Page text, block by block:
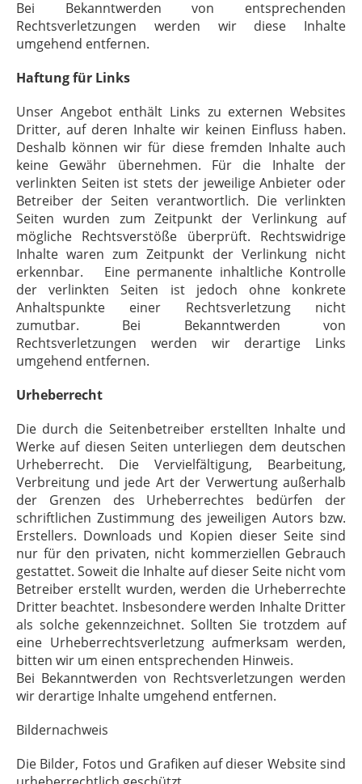
Bei Bekanntwerden von entsprechenden
Rechtsverletzungen werden wir diese Inhalte
umgehend entfernen.
Haftung für Links
Unser Angebot enthält Links zu externen Websites
Dritter, auf deren Inhalte wir keinen Einfluss haben.
Deshalb können wir für diese fremden Inhalte auch
keine Gewähr übernehmen. Für die Inhalte der
verlinkten Seiten ist stets der jeweilige Anbieter oder
Betreiber der Seiten verantwortlich. Die verlinkten
Seiten wurden zum Zeitpunkt der Verlinkung auf
mögliche Rechtsverstöße überprüft. Rechtswidrige
Inhalte waren zum Zeitpunkt der Verlinkung nicht
erkennbar. Eine permanente inhaltliche Kontrolle
der verlinkten Seiten ist jedoch ohne konkrete
Anhaltspunkte einer Rechtsverletzung nicht
zumutbar. Bei Bekanntwerden von
Rechtsverletzungen werden wir derartige Links
umgehend entfernen.
Urheberrecht
Die durch die Seitenbetreiber erstellten Inhalte und
Werke auf diesen Seiten unterliegen dem deutschen
Urheberrecht. Die Vervielfältigung, Bearbeitung,
Verbreitung und jede Art der Verwertung außerhalb
der Grenzen des Urheberrechtes bedürfen der
schriftlichen Zustimmung des jeweiligen Autors bzw.
Erstellers. Downloads und Kopien dieser Seite sind
nur für den privaten, nicht kommerziellen Gebrauch
gestattet. Soweit die Inhalte auf dieser Seite nicht vom
Betreiber erstellt wurden, werden die Urheberrechte
Dritter beachtet. Insbesondere werden Inhalte Dritter
als solche gekennzeichnet. Sollten Sie trotzdem auf
eine Urheberrechtsverletzung aufmerksam werden,
bitten wir um einen entsprechenden Hinweis.
Bei Bekanntwerden von Rechtsverletzungen werden
wir derartige Inhalte umgehend entfernen.
Bildernachweis
Die Bilder, Fotos und Grafiken auf dieser Website sind